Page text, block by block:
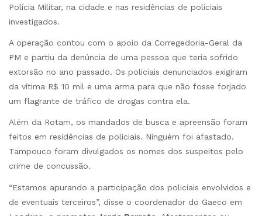
Polícia Militar, na cidade e nas residências de policiais
investigados.
A operação contou com o apoio da Corregedoria-Geral da
PM e partiu da denúncia de uma pessoa que teria sofrido
extorsão no ano passado. Os policiais denunciados exigiram
da vítima R$ 10 mil e uma arma para que não fosse forjado
um flagrante de tráfico de drogas contra ela.
Além da Rotam, os mandados de busca e apreensão foram
feitos em residências de policiais. Ninguém foi afastado.
Tampouco foram divulgados os nomes dos suspeitos pelo
crime de concussão.
“Estamos apurando a participação dos policiais envolvidos e
de eventuais terceiros”, disse o coordenador do Gaeco em